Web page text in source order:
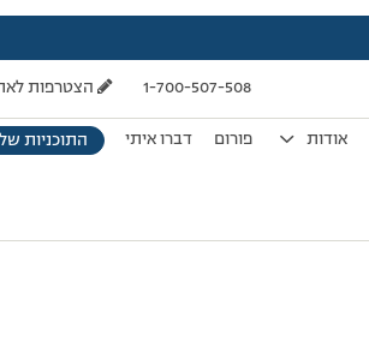
1-700-507-508 הצטרפות
אודות פורום דברו איתי התוכניות